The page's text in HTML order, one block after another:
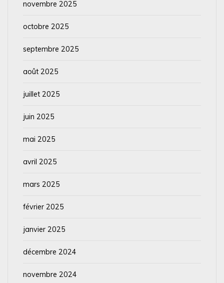
novembre 2025
octobre 2025
septembre 2025
août 2025
juillet 2025
juin 2025
mai 2025
avril 2025
mars 2025
février 2025
janvier 2025
décembre 2024
novembre 2024